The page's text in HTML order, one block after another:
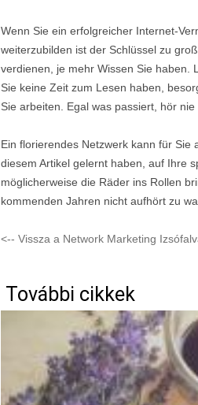
Wenn Sie ein erfolgreicher Internet-
weiterzubilden ist der Schlüssel zu
verdienen, je mehr Wissen Sie haben.
Sie keine Zeit zum Lesen haben,
Sie arbeiten. Egal was passiert, hör nie
Ein florierendes Netzwerk kann für Sie
diesem Artikel gelernt haben, auf Ihre
möglicherweise die Räder ins Rollen
kommenden Jahren nicht aufhört zu
<-- Vissza a Network Marketing
További cikkek